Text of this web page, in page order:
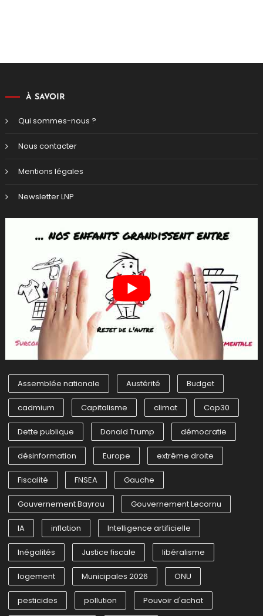
À SAVOIR
Qui sommes-nous ?
Nous contacter
Mentions légales
Newsletter LNP
Assemblée nationale Austérité Budget
cadmium Capitalisme climat Cop30
Dette publique Donald Trump démocratie
désinformation Europe extrême droite
Fiscalité FNSEA Gauche
Gouvernement Bayrou Gouvernement Lecornu
IA inflation Intelligence artificielle
Inégalités Justice fiscale libéralisme
logement Municipales 2026 ONU
pesticides pollution Pouvoir d'achat